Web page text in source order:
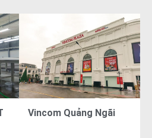
Vincom Quảng Ngãi